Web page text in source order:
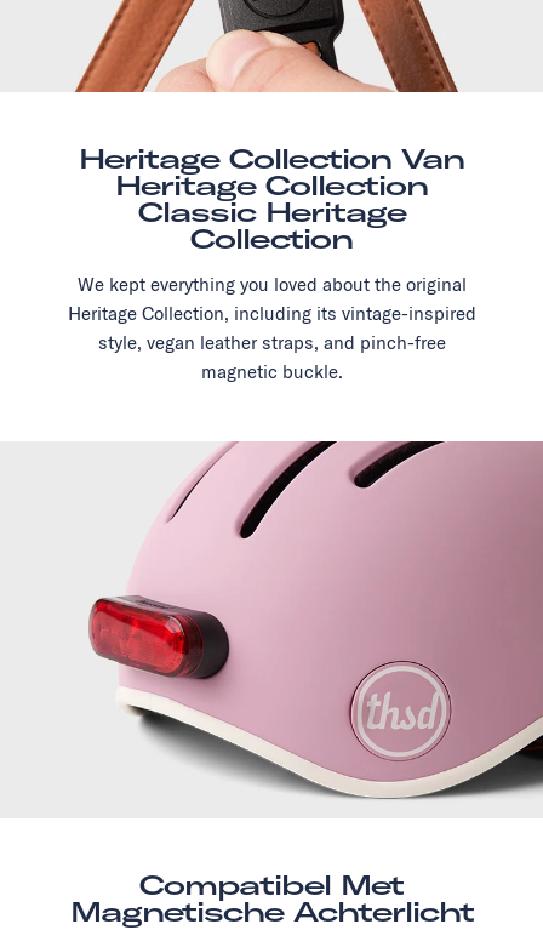
Heritage Collection Van
Heritage Collection
Classic Heritage
Collection
We kept everything you loved about the original
Heritage Collection, including its vintage-inspired
style, vegan leather straps, and pinch-free
magnetic buckle.
Compatibel Met
Magnetische Achterlicht